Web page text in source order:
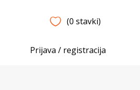
(0 stavki)
Prijava / registracija